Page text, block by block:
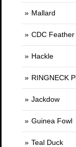
Mallard
CDC Feather
Hackle
RINGNECK
Jackdow
Guinea Fowl
Teal Duck